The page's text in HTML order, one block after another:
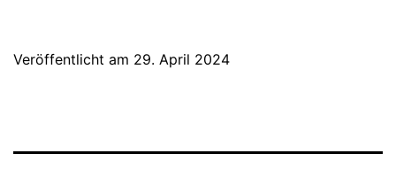
Veröffentlicht am 29. April 2024